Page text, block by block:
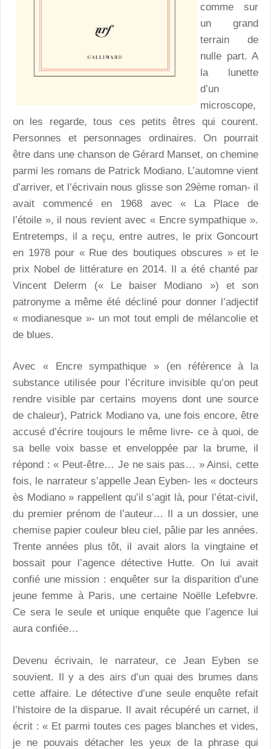
comme sur
un grand
terrain de
nulle part. A
la lunette
d’un
microscope,
on les regarde, tous ces petits êtres qui courent.
Personnes et personnages ordinaires. On pourrait
être dans une chanson de Gérard Manset, on chemine
parmi les romans de Patrick Modiano. L’automne vient
d’arriver, et l’écrivain nous glisse son 29ème roman- il
avait commencé en 1968 avec « La Place de
l’étoile », il nous revient avec « Encre sympathique ».
Entretemps, il a reçu, entre autres, le prix Goncourt
en 1978 pour « Rue des boutiques obscures » et le
prix Nobel de littérature en 2014. Il a été chanté par
Vincent Delerm (« Le baiser Modiano ») et son
patronyme a même été décliné pour donner l’adjectif
« modianesque »- un mot tout empli de mélancolie et
de blues.
Avec « Encre sympathique » (en référence à la
substance utilisée pour l’écriture invisible qu’on peut
rendre visible par certains moyens dont une source
de chaleur), Patrick Modiano va, une fois encore, être
accusé d’écrire toujours le même livre- ce à quoi, de
sa belle voix basse et enveloppée par la brume, il
répond : « Peut-être… Je ne sais pas… » Ainsi, cette
fois, le narrateur s’appelle Jean Eyben- les « docteurs
ès Modiano » rappellent qu’il s’agit là, pour l’état-civil,
du premier prénom de l’auteur… Il a un dossier, une
chemise papier couleur bleu ciel, pâlie par les années.
Trente années plus tôt, il avait alors la vingtaine et
bossait pour l’agence détective Hutte. On lui avait
confié une mission : enquêter sur la disparition d’une
jeune femme à Paris, une certaine Noëlle Lefebvre.
Ce sera le seule et unique enquête que l’agence lui
aura confiée…
Devenu écrivain, le narrateur, ce Jean Eyben se
souvient. Il y a des airs d’un quai des brumes dans
cette affaire. Le détective d’une seule enquête refait
l’histoire de la disparue. Il avait récupéré un carnet, il
écrit : « Et parmi toutes ces pages blanches et vides,
je ne pouvais détacher les yeux de la phrase qui